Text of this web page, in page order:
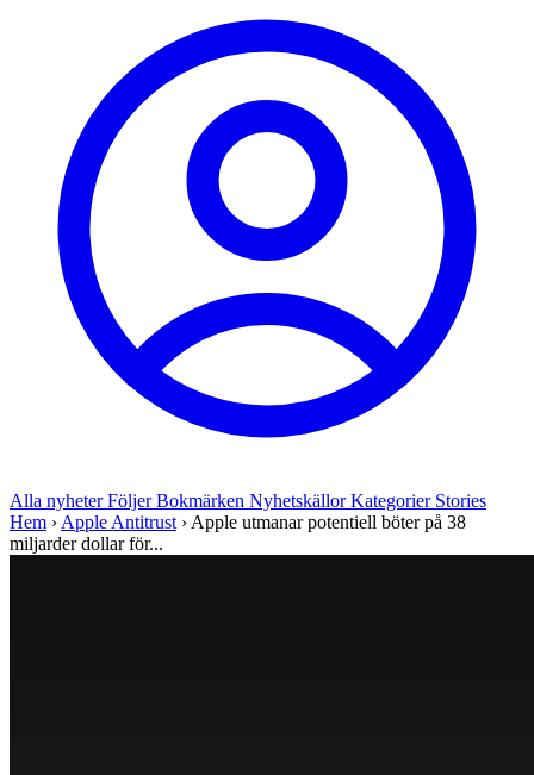
Alla nyheterFöljerBokmärken NyhetskällorKategorier Stories
Hem › Apple Antitrust › Apple utmanar potentiell böter på 38
miljarder dollar för...